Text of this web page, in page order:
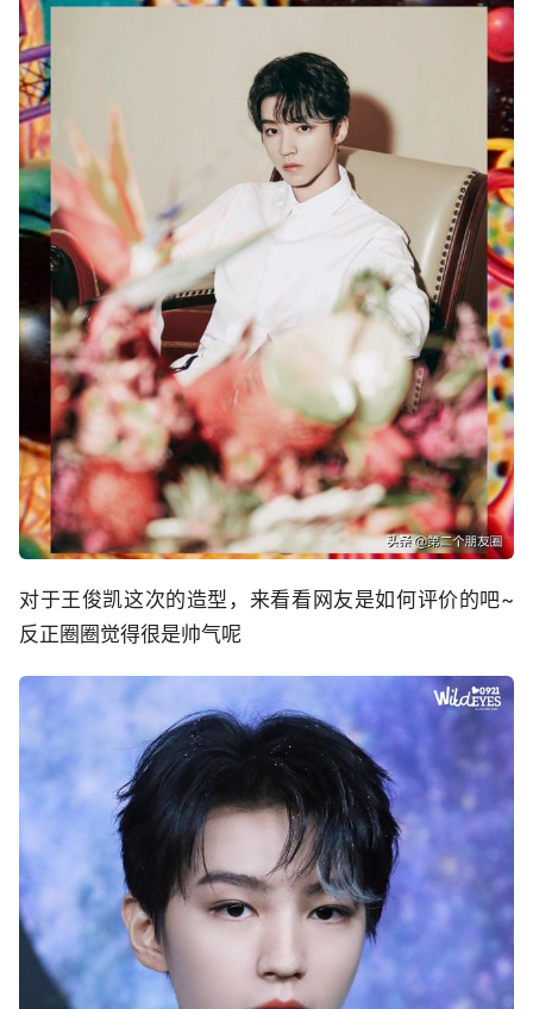
对于王俊凯这次的造型，来看看网友是如何评价的吧~
反正圈圈觉得很是帅气呢